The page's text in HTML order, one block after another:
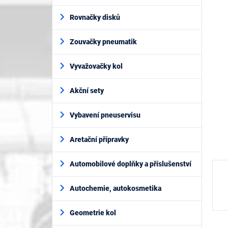
e
Rovnačky disků
Zouvačky pneumatik
Vyvažovačky kol
Akční sety
Vybavení pneuservisu
Aretační přípravky
Automobilové doplňky a příslušenství
Autochemie, autokosmetika
Geometrie kol